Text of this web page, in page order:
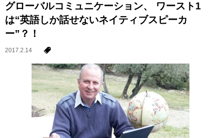
グローバルコミュニケーション、 ワースト1
は“英語しか話せないネイティブスピーカ
ー”？！
2017.2.14